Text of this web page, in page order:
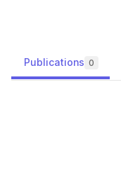
Publications 0